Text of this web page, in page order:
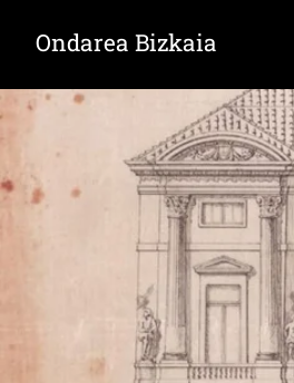
Ondarea Bizkaia